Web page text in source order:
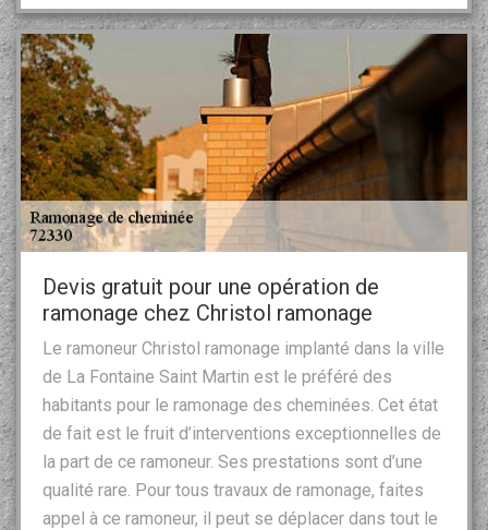
Devis gratuit pour une opération de
ramonage chez Christol ramonage
Le ramoneur Christol ramonage implanté dans la ville
de La Fontaine Saint Martin est le préféré des
habitants pour le ramonage des cheminées. Cet état
de fait est le fruit d’interventions exceptionnelles de
la part de ce ramoneur. Ses prestations sont d’une
qualité rare. Pour tous travaux de ramonage, faites
appel à ce ramoneur, il peut se déplacer dans tout le